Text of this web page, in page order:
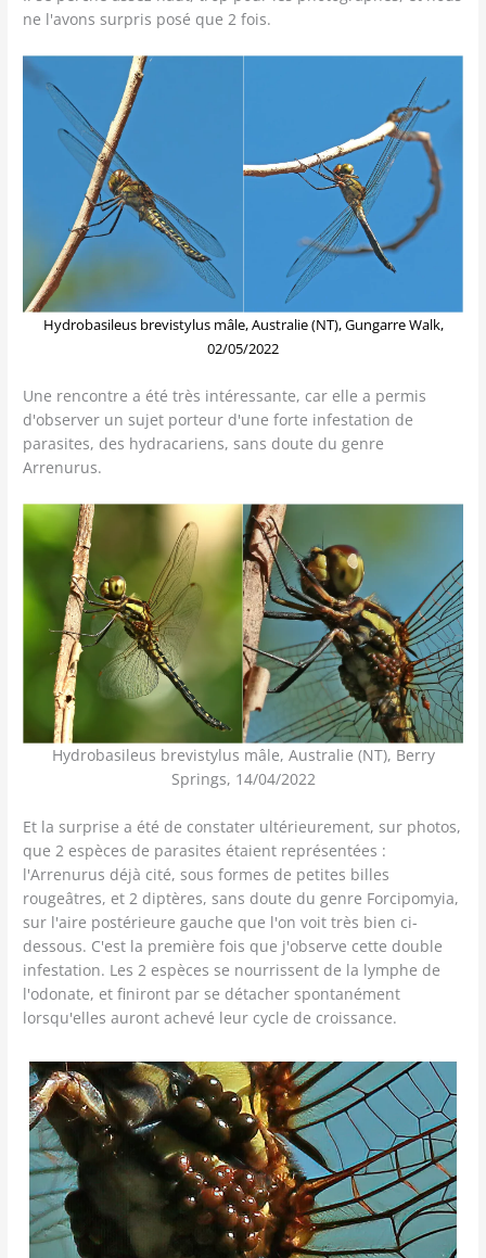
ne l'avons surpris posé que 2 fois.
Hydrobasileus brevistylus mâle, Australie (NT), Gungarre Walk,
02/05/2022
Une rencontre a été très intéressante, car elle a permis
d'observer un sujet porteur d'une forte infestation de
parasites, des hydracariens, sans doute du genre
Arrenurus.
Hydrobasileus brevistylus mâle, Australie (NT), Berry
Springs, 14/04/2022
Et la surprise a été de constater ultérieurement, sur photos,
que 2 espèces de parasites étaient représentées :
l'Arrenurus déjà cité, sous formes de petites billes
rougeâtres, et 2 diptères, sans doute du genre Forcipomyia,
sur l'aire postérieure gauche que l'on voit très bien ci-
dessous. C'est la première fois que j'observe cette double
infestation. Les 2 espèces se nourrissent de la lymphe de
l'odonate, et finiront par se détacher spontanément
lorsqu'elles auront achevé leur cycle de croissance.